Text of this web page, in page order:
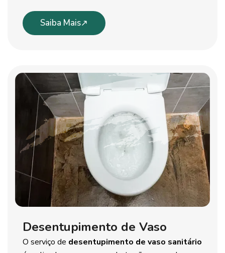
Saiba Mais
Desentupimento de Vaso
O serviço de desentupimento de vaso sanitário